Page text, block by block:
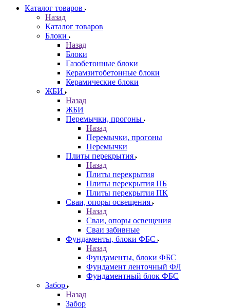
Каталог товаров
Назад
Каталог товаров
Блоки
Назад
Блоки
Газобетонные блоки
Керамзитобетонные блоки
Керамические блоки
ЖБИ
Назад
ЖБИ
Перемычки, прогоны
Назад
Перемычки, прогоны
Перемычки
Плиты перекрытия
Назад
Плиты перекрытия
Плиты перекрытия ПБ
Плиты перекрытия ПК
Сваи, опоры освещения
Назад
Сваи, опоры освещения
Сваи забивные
Фундаменты, блоки ФБС
Назад
Фундаменты, блоки ФБС
Фундамент ленточный ФЛ
Фундаментный блок ФБС
Забор
Назад
Забор